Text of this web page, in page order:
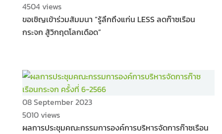
4504 views
ขอเชิญเข้าร่วมสัมมนา “รู้ลึกถึงแก่น LESS ลดก๊าซเรือน
กระจก สู้วิกฤตโลกเดือด”
08 September 2023
5010 views
ผลการประชุมคณะกรรมการองค์การบริหารจัดการก๊าซเรือน